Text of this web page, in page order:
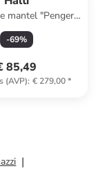
mantel "Penger"
lichtroze
-69%
85,49
(AVP): € 279,00*